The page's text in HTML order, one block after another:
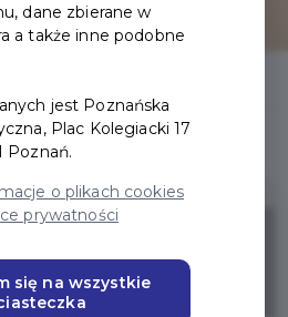
dane zbierane w
a także inne podobne
jest Poznańska
Plac Kolegiacki 17
Poznań.
o plikach cookies
prywatności
się na wszystkie